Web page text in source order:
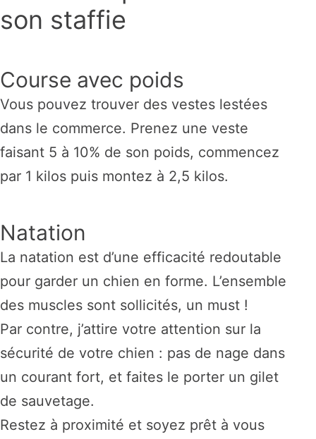
son staffie
Course avec poids
Vous pouvez trouver des vestes lestées
dans le commerce. Prenez une veste
faisant 5 à 10% de son poids, commencez
par 1 kilos puis montez à 2,5 kilos.
Natation
La natation est d’une efficacité redoutable
pour garder un chien en forme. L’ensemble
des muscles sont sollicités, un must !
Par contre, j’attire votre attention sur la
sécurité de votre chien : pas de nage dans
un courant fort, et faites le porter un gilet
de sauvetage.
Restez à proximité et soyez prêt à vous